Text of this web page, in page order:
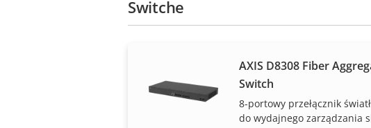
Switche
AXIS D8308 Fiber
Switch
8-portowy przełącznik
do wydajnego zarządzania